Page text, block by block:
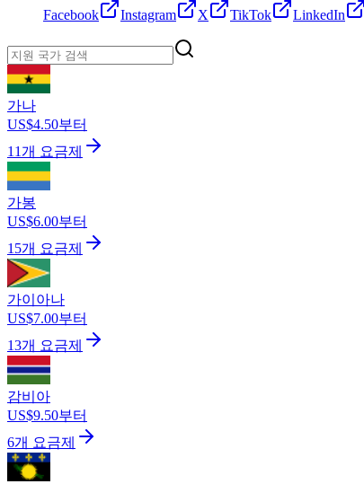
Facebook
Instagram X TikTok LinkedIn
가나
US$4.50부터
11개 요금제
가봉
US$6.00부터
15개 요금제
가이아나
US$7.00부터
13개 요금제
감비아
US$9.50부터
6개 요금제